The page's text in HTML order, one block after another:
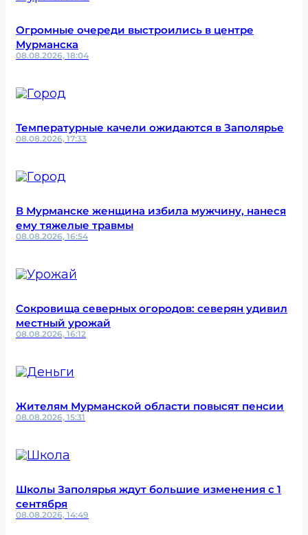
Огромные очереди выстроились в центре
Мурманска
08.08.2026, 18:04
Температурные качели ожидаются в Заполярье
08.08.2026, 17:33
В Мурманске женщина избила мужчину, нанеся
ему тяжелые травмы
08.08.2026, 16:54
Сокровища северных огородов: северян удивил
местный урожай
08.08.2026, 16:12
Жителям Мурманской области повысят пенсии
08.08.2026, 15:31
Школы Заполярья ждут большие изменения с 1
сентября
08.08.2026, 14:49